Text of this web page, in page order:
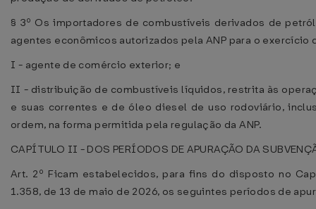
§ 3º Os importadores de combustíveis derivados de
agentes econômicos autorizados pela ANP para o exercício
I - agente de comércio exterior; e
II - distribuição de combustíveis líquidos, restrita às
e suas correntes e de óleo diesel de uso rodoviário,
ordem, na forma permitida pela regulação da ANP.
CAPÍTULO II - DOS PERÍODOS DE APURAÇÃO DA
Art. 2º Ficam estabelecidos, para fins do disposto no
1.358, de 13 de maio de 2026, os seguintes períodos de